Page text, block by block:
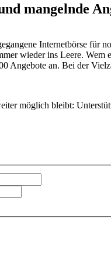
mangelnde
Internetbörse
wieder ins Leere.
Angebote an. Bei der
möglich bleibt: